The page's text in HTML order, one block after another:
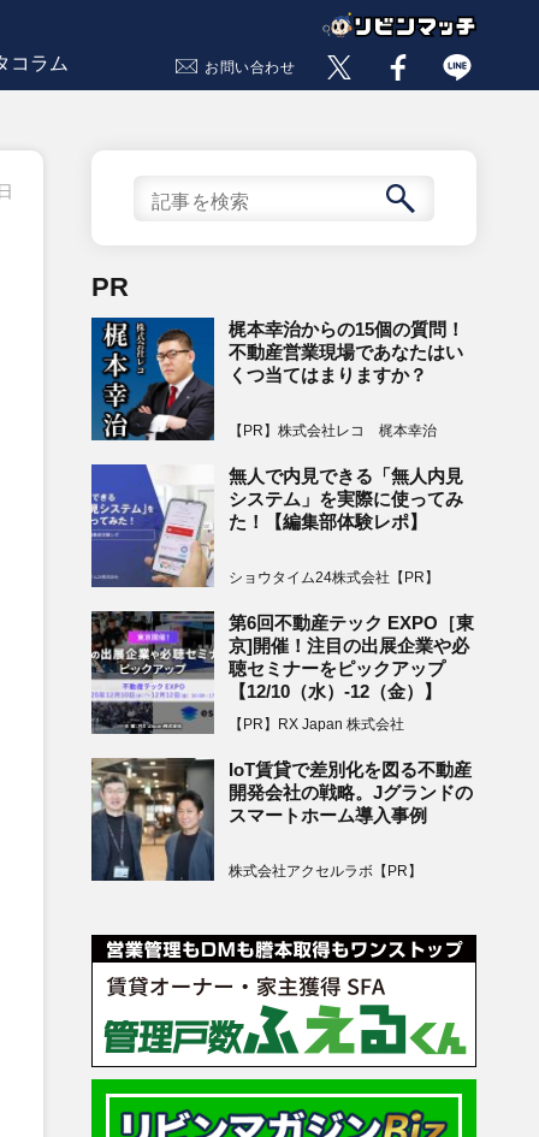
コラム お問い合わせ
PR
梶本幸治からの15個の質問！
不動産営業現場であなたはい
くつ当てはまりますか？
【PR】株式会社レコ 梶本幸治
無人で内見できる「無人内見
システム」を実際に使ってみ
た！【編集部体験レポ】
ショウタイム24株式会社【PR】
第6回不動産テック EXPO［東
京]開催！注目の出展企業や必
聴セミナーをピックアップ
【12/10（水）-12（金）】
【PR】RX Japan 株式会社
IoT賃貸で差別化を図る不動産
開発会社の戦略。Jグランドの
スマートホーム導入事例
株式会社アクセルラボ【PR】